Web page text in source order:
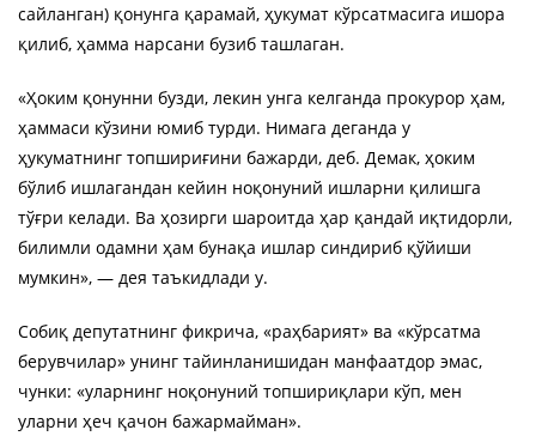
сайланган) қонунга қарамай, ҳукумат кўрсатмасига ишора
қилиб, ҳамма нарсани бузиб ташлаган.
«Ҳоким қонунни бузди, лекин унга келганда прокурор ҳам,
ҳаммаси кўзини юмиб турди. Нимага деганда у
ҳукуматнинг топшириғини бажарди, деб. Демак, ҳоким
бўлиб ишлагандан кейин ноқонуний ишларни қилишга
тўғри келади. Ва ҳозирги шароитда ҳар қандай иқтидорли,
билимли одамни ҳам бунақа ишлар синдириб қўйиши
мумкин», — дея таъкидлади у.
Собиқ депутатнинг фикрича, «раҳбарият» ва «кўрсатма
берувчилар» унинг тайинланишидан манфаатдор эмас,
чунки: «уларнинг ноқонуний топшириқлари кўп, мен
уларни ҳеч қачон бажармайман».